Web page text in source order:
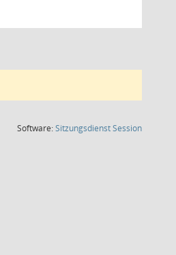
Software:SitzungsdienstSession(Wird in